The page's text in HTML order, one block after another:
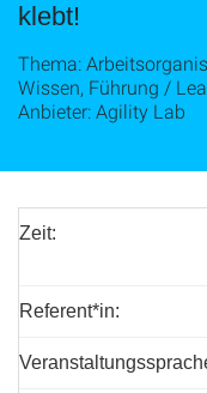
klebt!
Thema:
Wissen, Führung /
Anbieter: Agility Lab
Zeit:
Referent*in: